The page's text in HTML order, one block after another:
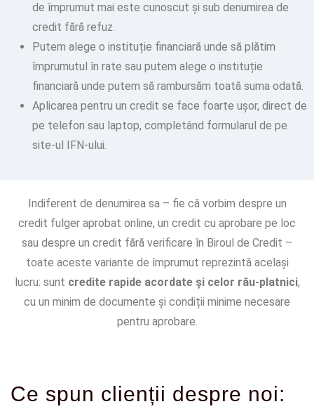
de împrumut mai este cunoscut și sub denumirea de
credit fără refuz.
Putem alege o instituție financiară unde să plătim
împrumutul în rate sau putem alege o instituție
financiară unde putem să rambursăm toată suma odată.
Aplicarea pentru un credit se face foarte ușor, direct de
pe telefon sau laptop, completând formularul de pe
site-ul IFN-ului.
Indiferent de denumirea sa – fie că vorbim despre un
credit fulger aprobat online, un credit cu aprobare pe loc
sau despre un credit fără verificare în Biroul de Credit –
toate aceste variante de împrumut reprezintă același
lucru: sunt credite rapide acordate și celor rău-platnici,
cu un minim de documente și condiții minime necesare
pentru aprobare.
Ce spun clienții despre noi: